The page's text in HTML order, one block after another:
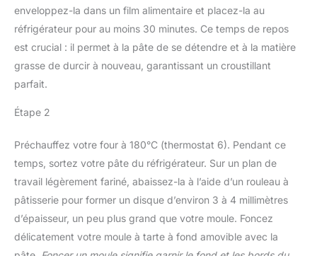
enveloppez-la dans un film alimentaire et placez-la au
réfrigérateur pour au moins 30 minutes. Ce temps de repos
est crucial : il permet à la pâte de se détendre et à la matière
grasse de durcir à nouveau, garantissant un croustillant
parfait.
Étape 2
Préchauffez votre four à 180°C (thermostat 6). Pendant ce
temps, sortez votre pâte du réfrigérateur. Sur un plan de
travail légèrement fariné, abaissez-la à l’aide d’un rouleau à
pâtisserie pour former un disque d’environ 3 à 4 millimètres
d’épaisseur, un peu plus grand que votre moule. Foncez
délicatement votre moule à tarte à fond amovible avec la